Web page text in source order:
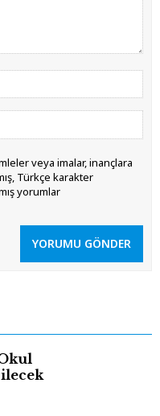
veya imalar, inançlara
Türkçe karakter
yorumlar
YORUMU GÖNDER